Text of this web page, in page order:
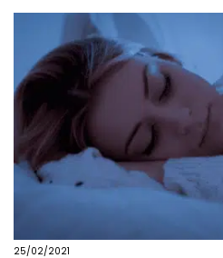
25/02/2021